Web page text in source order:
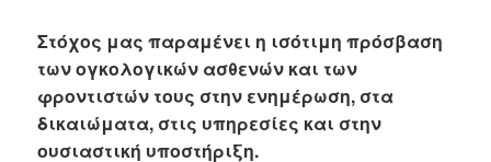
Στόχος μας παραμένει η ισότιμη πρόσβαση
των ογκολογικών ασθενών και των
φροντιστών τους στην ενημέρωση, στα
δικαιώματα, στις υπηρεσίες και στην
ουσιαστική υποστήριξη.